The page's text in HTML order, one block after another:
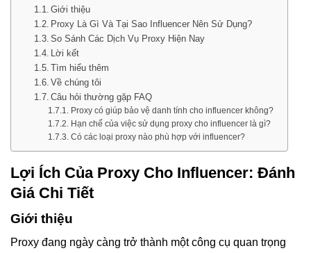
Giới thiệu
Proxy Là Gì Và Tại Sao Influencer Nên Sử Dụng?
So Sánh Các Dịch Vụ Proxy Hiện Nay
Lời kết
Tìm hiểu thêm
Về chúng tôi
Câu hỏi thường gặp FAQ
Proxy có giúp bảo vệ danh tính cho influencer không?
Hạn chế của việc sử dụng proxy cho influencer là gì?
Có các loại proxy nào phù hợp với influencer?
Lợi Ích Của Proxy Cho Influencer: Đánh
Giá Chi Tiết
Giới thiệu
Proxy đang ngày càng trở thành một công cụ quan trọng